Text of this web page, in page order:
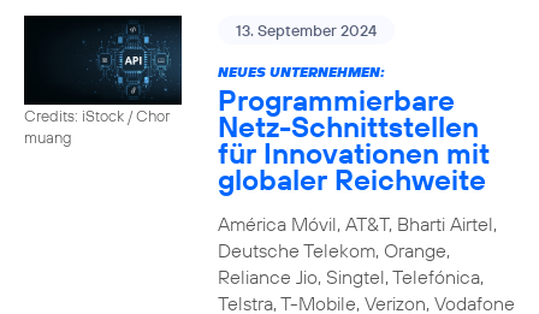
Credits: iStock / Chor
muang
13. September 2024
NEUES UNTERNEHMEN:
Programmierbare
Netz-Schnittstellen
für Innovationen mit
globaler Reichweite
América Móvil, AT&T, Bharti Airtel,
Deutsche Telekom, Orange,
Reliance Jio, Singtel, Telefónica,
Telstra, T-Mobile, Verizon, Vodafone